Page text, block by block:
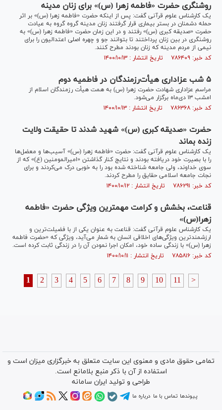
روشنگری حضرت «فاطمه زهرا (س)» برای زنان مدینه
یک کارشناس علوم قرآنی گفت: پس از اینکه حضرت «فاطمه زهرا (س)» بر اثر
حمله دشمنان در بستر بیماری قرار گرفتند زنان مدینه گروه گروه به عیادت
حضرت «صدیقه کبری (س)» رفتند و در این زمان حضرت «فاطمه زهرا (س)» به
روشنگری در بین زنان پرداختند تا بتوانند جو و چهره اصلی اعتدالیون را برای
نیمی از مردم مدینه که زنان بودند مطرح کنند.
کد خبر: ۷۸۶۴۰۹ تاریخ انتشار : ۱۴۰۰/۱۰/۱۳
۵ شب عزاداری هیأت‌رزمندگان در فاطمیه دوم
مراسم عزاداری شهادت حضرت زهرا (س) به همت هیأت رزمندگان اسلام از
امشب ۱۳ دی‌ماه برگزار می‌شود.
کد خبر: ۷۸۶۳۶۸ تاریخ انتشار : ۱۴۰۰/۱۰/۱۳
حضرت «صدیقه کبری (س)» شهید شدند تا حقیقت ولایت
زنده بماند
یک کارشناس علوم قرآنی گفت: حضرت «فاطمه زهرا (س)» آسیب‌ها و معضل‌ها
را با بصیرت خود دریافته بودند و نتایج کنار گذاشتن «امیرالمومنین (ع)» که از
سوی خداوند، ولی جامعه شناخته شده بود را به خوبی درک می‌کردند و برای
نجات جامعه اسلامی حقایق را مطرح کردند.
کد خبر: ۷۸۶۲۹۱ تاریخ انتشار : ۱۴۰۰/۱۰/۱۲
قناعت، بخشش و کرامت مهمترین ویژگی حضرت «فاطمه
زهرا(س)»
یک کارشناس علوم قرآنی گفت: قناعت به عنوان یکی از با فضیلت‌ترین و
ارزشمند‌ترین ویژگی‌های اخلاقی انسان به شمار می‌آید، ویژگی که «حضرت فاطمه
زهرا (س)» با زندگی ساده خود، امکان اجرا نمودن آن را در زندگی ثابت کرده است.
کد خبر: ۷۸۵۸۱۶ تاریخ انتشار : ۱۴۰۰/۱۰/۱۱
1 2 3 4 5 6 7 8 9 10 11 >
تمامی حقوق مادی و معنوی این سایت متعلق به خبرگزاری میزان است و
استفاده از آن با ذکر منبع بلامانع است.
طراحی و تولید ایران سامانه
پیوندها تماس با ما درباره ما